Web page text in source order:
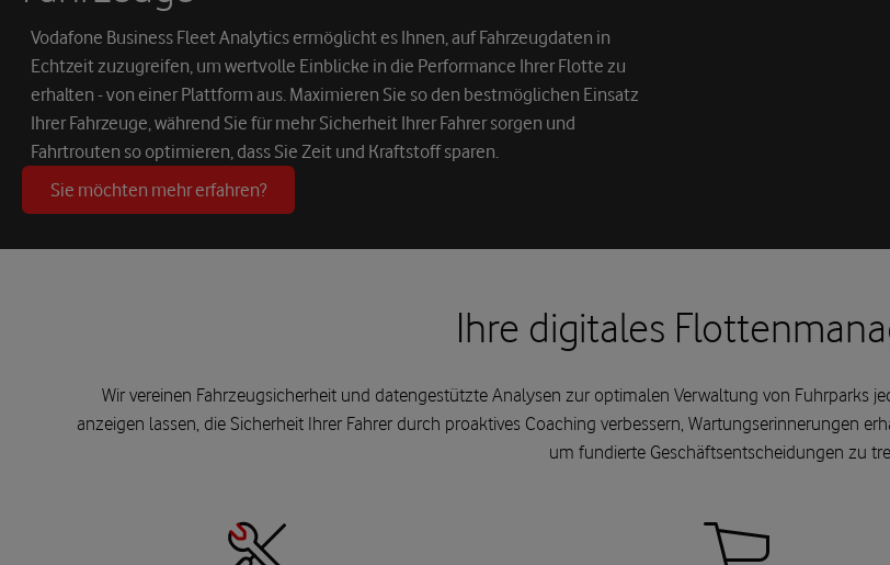
Vodafone Business Fleet Analytics ermöglicht es Ihnen, auf Fahrzeugdaten in
Echtzeit zuzugreifen, um wertvolle Einblicke in die Performance Ihrer Flotte zu
erhalten - von einer Plattform aus. Maximieren Sie so den bestmöglichen Einsatz
Ihrer Fahrzeuge, während Sie für mehr Sicherheit Ihrer Fahrer sorgen und
Fahrtrouten so optimieren, dass Sie Zeit und Kraftstoff sparen.
Sie möchten mehr erfahren?
Ihre digitales
Wir vereinen Fahrzeugsicherheit und datengestützte Analysen zur optimalen Verwaltung von Fuhrparks
anzeigen lassen, die Sicherheit Ihrer Fahrer durch proaktives Coaching verbessern, Wartungserinnerungen
um fundierte Geschäftsentscheidungen zu